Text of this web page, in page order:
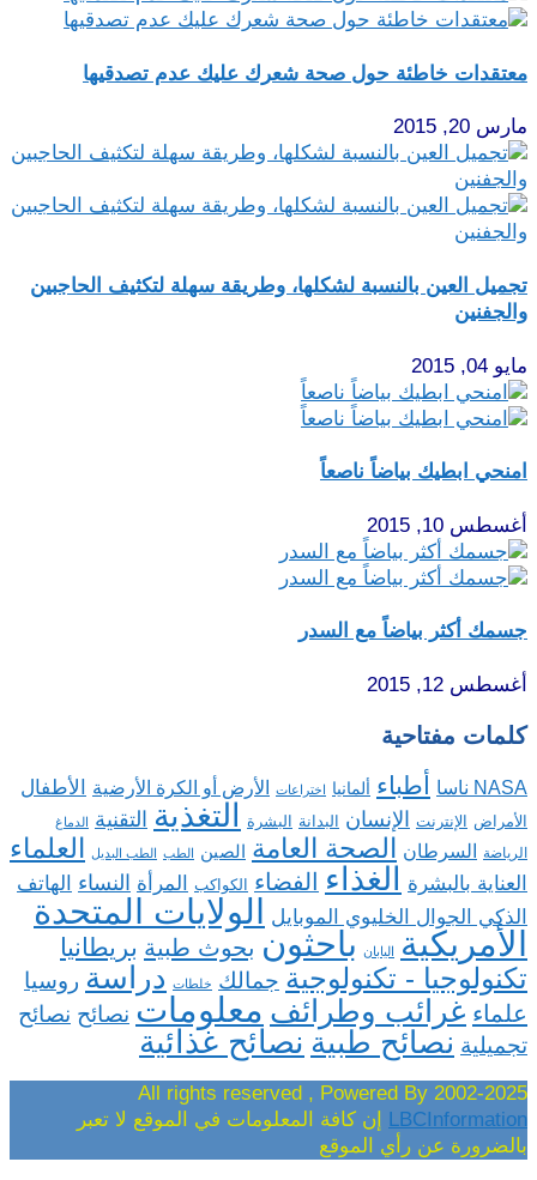
معتقدات خاطئة حول صحة شعرك عليك عدم تصدقيها
مارس 20, 2015
تجميل العين بالنسبة لشكلها، وطريقة سهلة لتكثيف الحاجبين
والجفنين
مايو 04, 2015
امنحي ابطيك بياضاً ناصعاً
أغسطس 10, 2015
جسمك أكثر بياضاً مع السدر
أغسطس 12, 2015
كلمات مفتاحية
NASA ناسا أطباء ألمانيا اختراعات الأرض أو الكرة الأرضية الأطفال
الأمراض الإنترنت الإنسان البدانة البشرة التغذية التقنية الدماغ
الرياضة السرطان الصحة العامة الصين الطب الطب البديل العلماء
العناية بالبشرة الغذاء الفضاء الكواكب المرأة النساء
الهاتف
الذكي الجوال الخليوي الموبايل
الولايات المتحدة
الأمريكية
اليابان باحثون بحوث طبية بريطانيا
تكنولوجيا - تكنولوجية جمالك خلطات دراسة روسيا
علماء غرائب وطرائف معلومات نصائح نصائح
تجميلية نصائح طبية نصائح غذائية
2002-2025 All rights reserved , Powered By
LBCInformation إن كافة المعلومات في الموقع لا تعبر
بالضرورة عن رأي الموقع